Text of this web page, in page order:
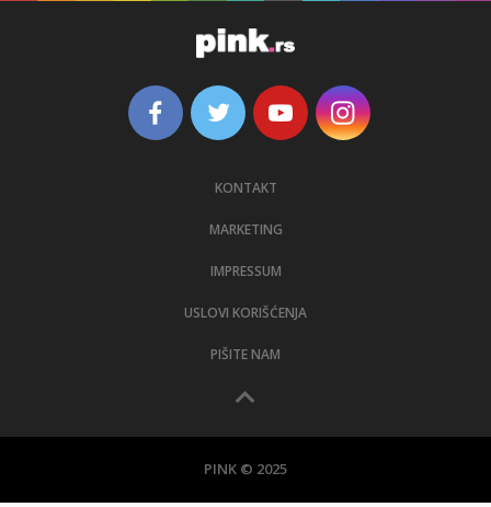
KONTAKT
MARKETING
IMPRESSUM
USLOVI KORIŠĆENJA
PIŠITE NAM
PINK © 2025